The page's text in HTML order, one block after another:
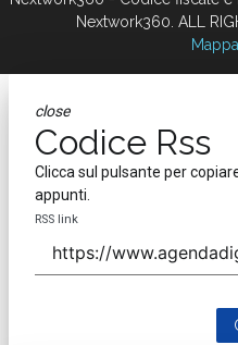
Nextwork360. ALL
close
Codice Rss
Clicca sul pulsante per
appunti.
RSS link